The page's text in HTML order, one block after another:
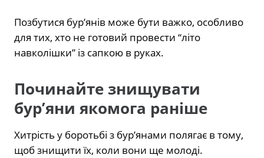
Позбутися бур’янів може бути важко, особливо
для тих, хто не готовий провести “літо
навколішки” із сапкою в руках.
Починайте знищувати
бур’яни якомога раніше
Хитрість у боротьбі з бур’янами полягає в тому,
щоб знищити їх, коли вони ще молоді.